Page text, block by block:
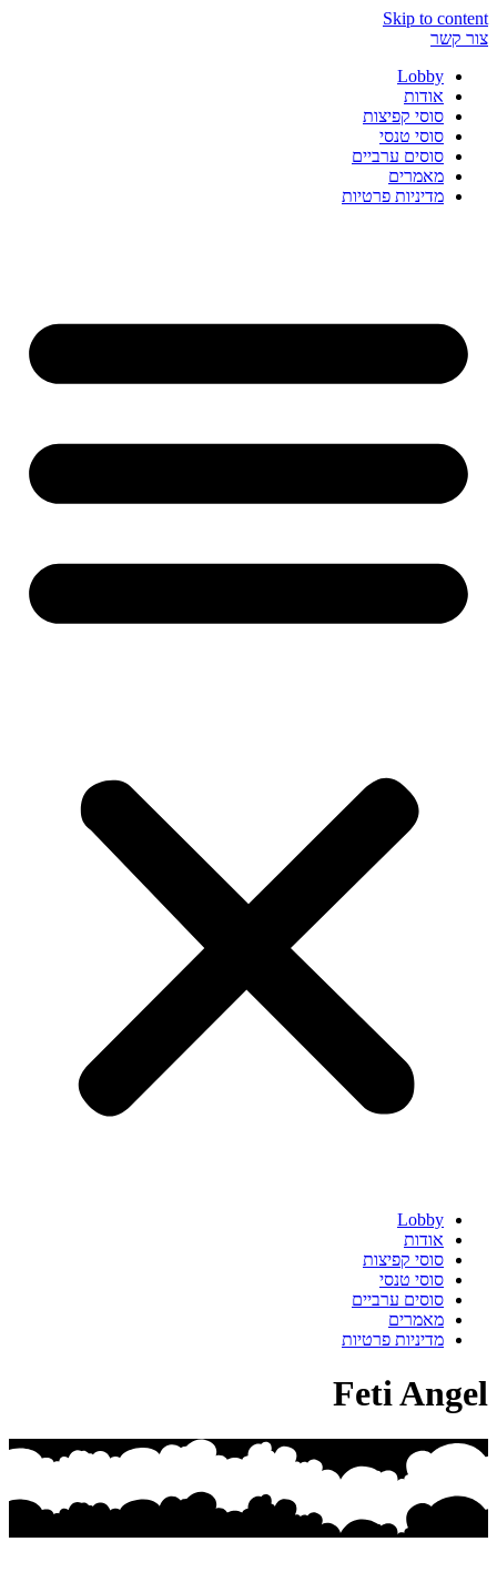
Skip to content
צור קשר
Lobby
אודות
סוסי קפיצות
סוסי טנסי
סוסים ערביים
מאמרים
מדיניות פרטיות
Lobby
אודות
סוסי קפיצות
סוסי טנסי
סוסים ערביים
מאמרים
מדיניות פרטיות
Feti Angel